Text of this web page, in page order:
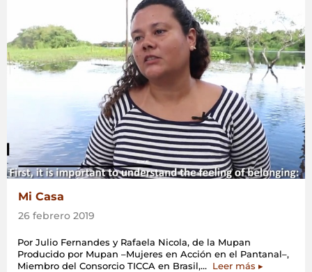
Película
–
TICCA
y
el
Consorcio
TICCA
conservación
de
los
territorios
de
vida»
Mi Casa
26 febrero 2019
Por Julio Fernandes y Rafaela Nicola, de la Mupan
Producido por Mupan –Mujeres en Acción en el Pantanal–,
Miembro del Consorcio TICCA en Brasil,… Leer más «Mi
▸